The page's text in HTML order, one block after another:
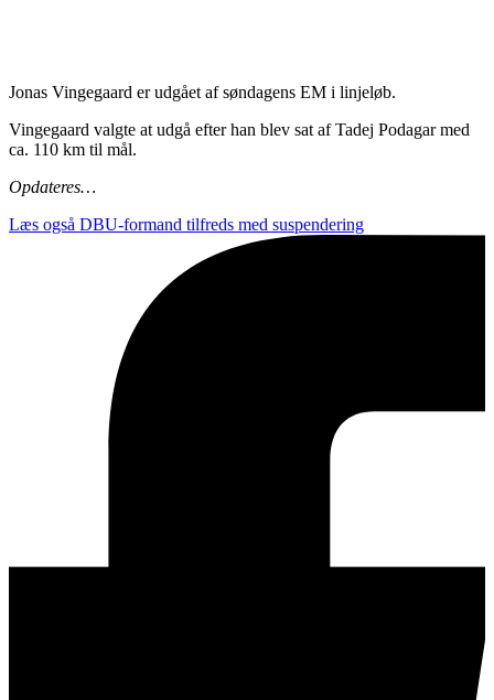
Jonas Vingegaard er udgået af søndagens EM i linjeløb.
Vingegaard valgte at udgå efter han blev sat af Tadej Podagar med
ca. 110 km til mål.
Opdateres…
Læs også DBU-formand tilfreds med suspendering